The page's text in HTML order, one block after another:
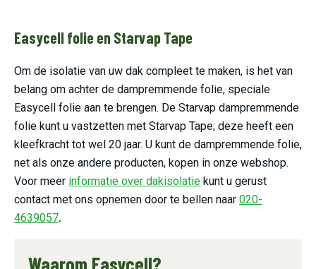
Easycell folie en Starvap Tape
Om de isolatie van uw dak compleet te maken, is het van
belang om achter de dampremmende folie, speciale
Easycell folie aan te brengen. De Starvap dampremmende
folie kunt u vastzetten met Starvap Tape; deze heeft een
kleefkracht tot wel 20 jaar. U kunt de dampremmende folie,
net als onze andere producten, kopen in onze webshop.
Voor meer informatie over dakisolatie kunt u gerust
contact met ons opnemen door te bellen naar 020-
4639057.
Waarom Easycell?